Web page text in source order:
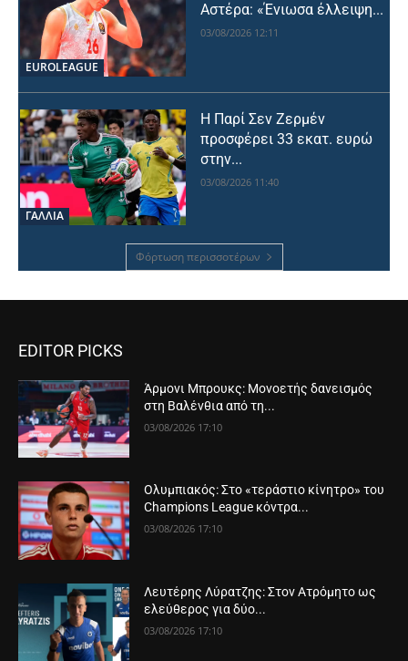
EUROLEAGUE
Αστέρα: «Ένιωσα έλλειψη...
03/08/2026 12:11
ΓΑΛΛΙΑ
Η Παρί Σεν Ζερμέν
προσφέρει 33 εκατ. ευρώ
στην...
03/08/2026 11:40
Φόρτωση περισσοτέρων
EDITOR PICKS
Άρμονι Μπρουκς: Μονοετής δανεισμός
στη Βαλένθια από τη...
03/08/2026 17:10
Ολυμπιακός: Στο «τεράστιο κίνητρο» του
Champions League κόντρα...
03/08/2026 17:10
Λευτέρης Λύρατζης: Στον Ατρόμητο ως
ελεύθερος για δύο...
03/08/2026 17:10